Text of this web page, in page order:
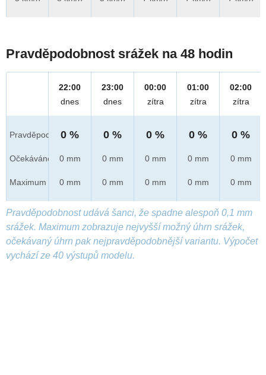
Pravděpodobnost srážek na 48 hodin
Pravděpod.
Očekáváno
Maximum
22:00
dnes
0 %
0 mm
0 mm
23:00
dnes
0 %
0 mm
0 mm
00:00
zítra
0 %
0 mm
0 mm
01:00
zítra
0 %
0 mm
0 mm
02:00
zítra
0 %
0 mm
0 mm
Pravděpodobnost udává šanci, že spadne alespoň 0,1 mm
srážek. Maximum zobrazuje nejvyšší možný úhrn srážek,
očekávaný úhrn pak nejpravděpodobnější variantu. Výpočet
vychází ze 40 výstupů modelu.